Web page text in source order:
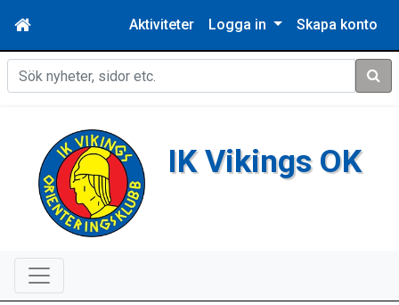
Aktiviteter Logga in Skapa konto
Sök
IK Vikings OK